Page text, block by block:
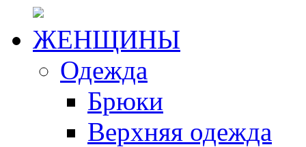
ЖЕНЩИНЫ
Одежда
Брюки
Верхняя одежда